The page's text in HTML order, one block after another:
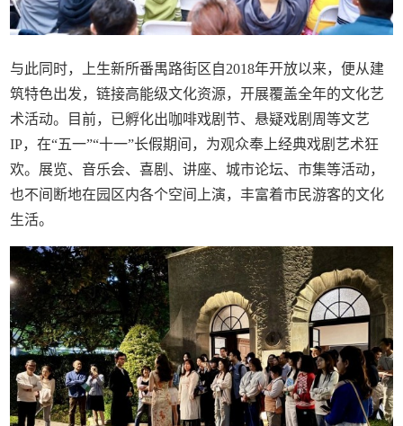
与此同时，上生新所番禺路街区自2018年开放以来，便从建
筑特色出发，链接高能级文化资源，开展覆盖全年的文化艺
术活动。目前，已孵化出咖啡戏剧节、悬疑戏剧周等文艺
IP，在“五一”“十一”长假期间，为观众奉上经典戏剧艺术狂
欢。展览、音乐会、喜剧、讲座、城市论坛、市集等活动，
也不间断地在园区内各个空间上演，丰富着市民游客的文化
生活。